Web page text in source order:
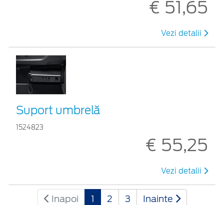
€ 51,65
Vezi detalii
Suport umbrelă
1524823
€ 55,25
Vezi detalii
Inapoi 1 2 3 Inainte